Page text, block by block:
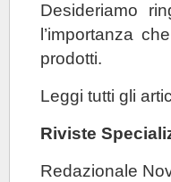
Desideriamo
l’importanza
prodotti.
Leggi tutti gli
Riviste
Redazionale